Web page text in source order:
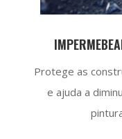
Protege as
e ajuda a